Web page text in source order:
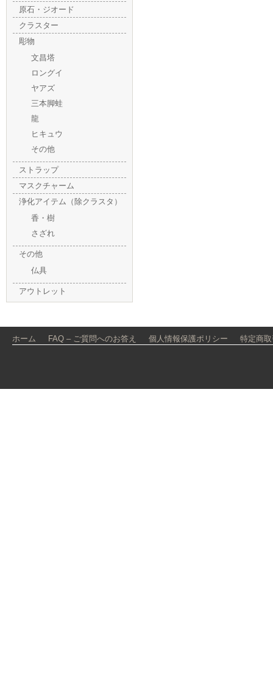
原石・ジオード
クラスター
彫物
文昌塔
ロングイ
ヤアズ
三本脚蛙
龍
ヒキュウ
その他
ストラップ
マスクチャーム
浄化アイテム（除クラスタ）
香・樹
さざれ
その他
仏具
アウトレット
ホーム FAQ – ご質問へのお答え 個人情報保護ポリシー 特定商